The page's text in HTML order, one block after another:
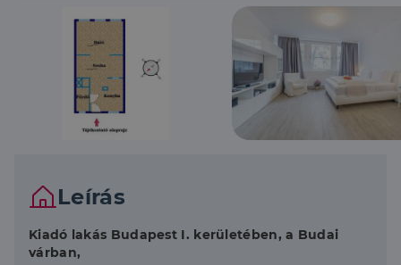
Leírás
Kiadó lakás Budapest I. kerületében, a Budai
várban,